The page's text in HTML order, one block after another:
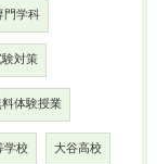
門学科
対策
体験授業
学校 大谷高校